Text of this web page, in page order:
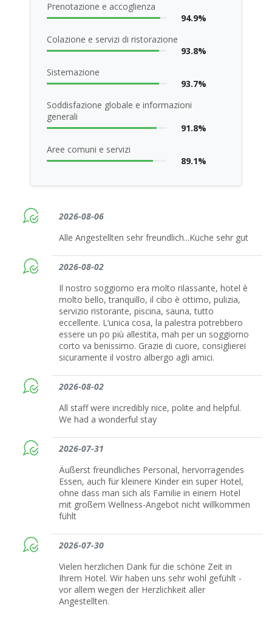
2026-08-06
Alle Angestellten sehr freundlich...Küche sehr gut
2026-08-02
Il nostro soggiorno era molto rilassante, hotel è
molto bello, tranquillo, il cibo è ottimo, pulizia,
servizio ristorante, piscina, sauna, tutto
eccellente. L’unica cosa, la palestra potrebbero
essere un po più allestita, mah per un soggiorno
corto va benissimo. Grazie di cuore, consiglierei
sicuramente il vostro albergo agli amici.
2026-08-02
All staff were incredibly nice, polite and helpful.
We had a wonderful stay
2026-07-31
Äußerst freundliches Personal, hervorragendes
Essen, auch für kleinere Kinder ein super Hotel,
ohne dass man sich als Familie in einem Hotel
mit großem Wellness-Angebot nicht willkommen
fühlt
2026-07-30
Vielen herzlichen Dank für die schöne Zeit in
Ihrem Hotel. Wir haben uns sehr wohl gefühlt -
vor allem wegen der Herzlichkeit aller
Angestellten.
Prenotazione e accoglienza
94.9%
Colazione e servizi di ristorazione
93.8%
Sistemazione
93.7%
Soddisfazione globale e informazioni
generali
91.8%
Aree comuni e servizi
89.1%